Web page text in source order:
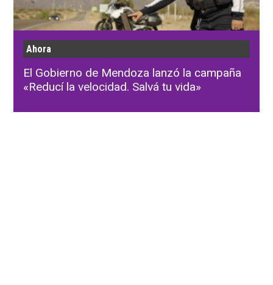
Ahora
El Gobierno de Mendoza lanzó la campaña
«Reducí la velocidad. Salvá tu vida»